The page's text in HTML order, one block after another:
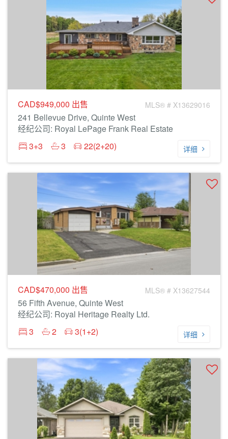
CAD$949,000 出售 MLS® # X13629016
241 Bellevue Drive, Quinte West
经纪公司: Royal LePage Frank Real Estate
3+3
3 22(2+20) 详细
CAD$470,000 出售 MLS® # X13627544
56 Fifth Avenue, Quinte West
经纪公司: Royal Heritage Realty Ltd.
3
2 3(1+2) 详细